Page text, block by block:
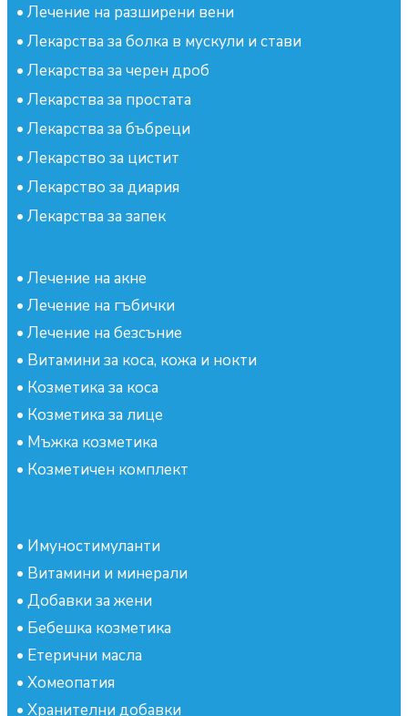
• Лечение на разширени вени
• Лекарства за болка в мускули и стави
• Лекарства за черен дроб
• Лекарства за простата
• Лекарства за бъбреци
• Лекарство за цистит
• Лекарство за диария
• Лекарства за запек
• Лечение на акне
• Лечение на гъбички
• Лечение на безсъние
• Витамини за коса, кожа и нокти
• Козметика за коса
• Козметика за лице
• Мъжка козметика
• Козметичен комплект
• Имуностимуланти
• Витамини и минерали
• Добавки за жени
• Бебешка козметика
• Етерични масла
• Хомеопатия
• Хранителни добавки